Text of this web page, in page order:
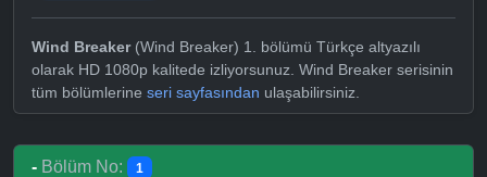
Wind Breaker(Wind Breaker) 1. bölümü Türkçe altyazılı
olarak HD 1080p kalitede izliyorsunuz. Wind Breaker serisinin
tüm bölümlerine seri sayfasından ulaşabilirsiniz.
- Bölüm No: 1